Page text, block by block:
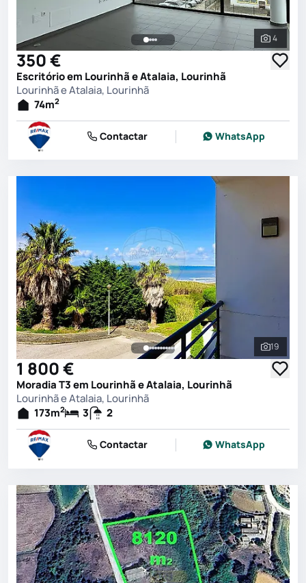
Ver
4
350 €
Escritório em Lourinhã e Atalaia, Lourinhã
Lourinhã e Atalaia, Lourinhã
74m2
Contactar WhatsApp
Ver
19
1 800 €
Moradia T3 em Lourinhã e Atalaia, Lourinhã
Lourinhã e Atalaia, Lourinhã
173m2 3 2
Contactar WhatsApp